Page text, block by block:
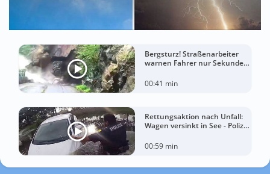
Bergsturz! Straßenarbeiter
warnen Fahrer nur Sekunden
00:41 min
Rettungsaktion nach Unfall:
Wagen versinkt in See - Polizei
00:59 min